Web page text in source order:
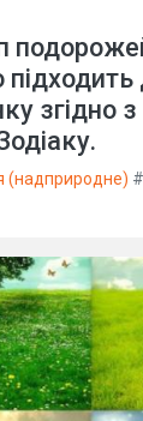
згідно
(надприродне) #